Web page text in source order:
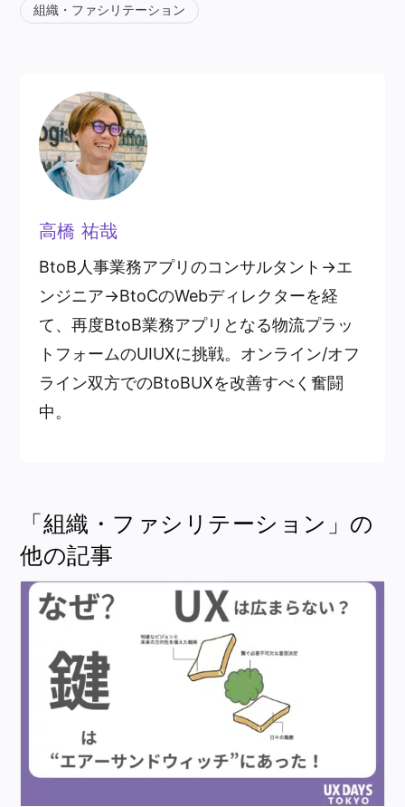
組織・ファシリテーション
高橋 祐哉
BtoB人事業務アプリのコンサルタント→エ
ンジニア→BtoCのWebディレクターを経
て、再度BtoB業務アプリとなる物流プラッ
トフォームのUIUXに挑戦。オンライン/オフ
ライン双方でのBtoBUXを改善すべく奮闘
中。
「組織・ファシリテーション」の
他の記事